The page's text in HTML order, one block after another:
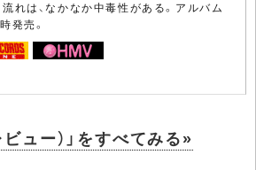
れは、なかなか中毒性がある。アルバム
発売。
ビュー）」をすべてみる»